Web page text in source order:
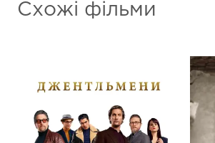
Схожі фільми